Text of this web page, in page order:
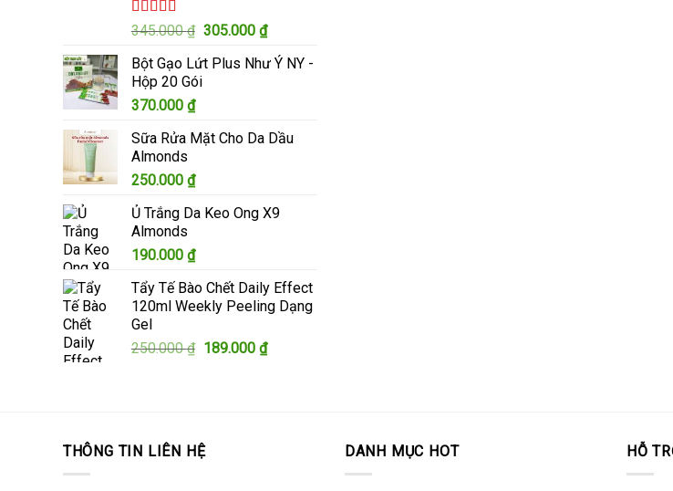
Được xếp
5.005
sao
345.000₫ Giá
là:
345.000 ₫.
305.000 ₫Giá
tại
Bột Gạo Lứt Plus Như Ý NY -
Hộp 20 Gói
370.000 ₫
Sữa Rửa Mặt Cho Da Dầu
Almonds
250.000 ₫
Ủ Trắng Da Keo Ong X9
Almonds
190.000 ₫
Tẩy Tế Bào Chết Daily Effect
120ml Weekly Peeling Dạng
Gel
250.000₫ Giá
189.000 ₫Giá
THÔNG TIN LIÊN HỆ DANH MỤC HOT HỖ